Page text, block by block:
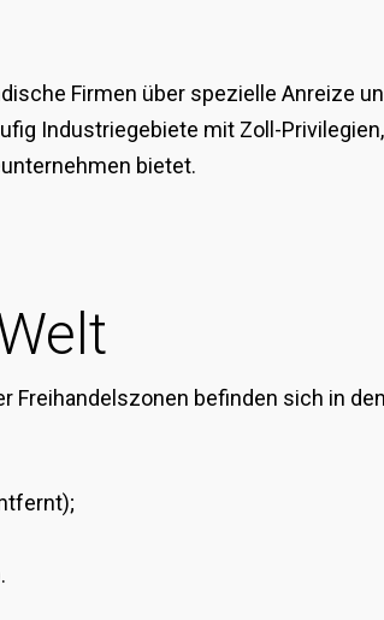
Firmen über spezielle Anreize
Industriegebiete mit Zoll-
bietet.
Freihandelszonen befinden sich in